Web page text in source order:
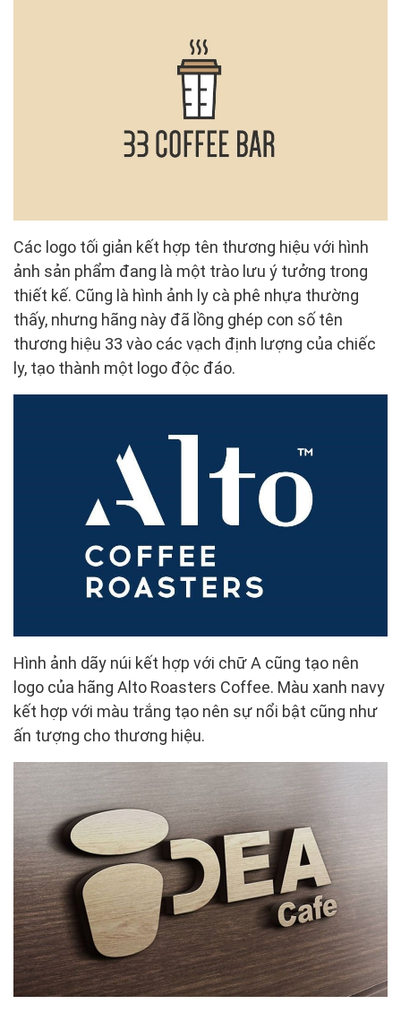
Các logo tối giản kết hợp tên thương hiệu với hình
ảnh sản phẩm đang là một trào lưu ý tưởng trong
thiết kế. Cũng là hình ảnh ly cà phê nhựa thường
thấy, nhưng hãng này đã lồng ghép con số tên
thương hiệu 33 vào các vạch định lượng của chiếc
ly, tạo thành một logo độc đáo.
Hình ảnh dãy núi kết hợp với chữ A cũng tạo nên
logo của hãng Alto Roasters Coffee. Màu xanh navy
kết hợp với màu trắng tạo nên sự nổi bật cũng như
ấn tượng cho thương hiệu.